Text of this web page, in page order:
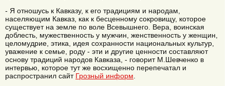
- Я отношусь к Кавказу, к его традициям и народам,
населяющим Кавказ, как к бесценному сокровищу, которое
существует на земле по воле Всевышнего. Вера, воинская
доблесть, мужественность у мужчин, женственность у женщин,
целомудрие, этика, идея сохранности национальных культур,
уважение к семье, роду - эти и другие ценности составляют
основу традиций народов Кавказа, - говорит М.Шевченко в
интервью, которое тут же восхищенно перепечатал и
распространил сайт Грозный информ